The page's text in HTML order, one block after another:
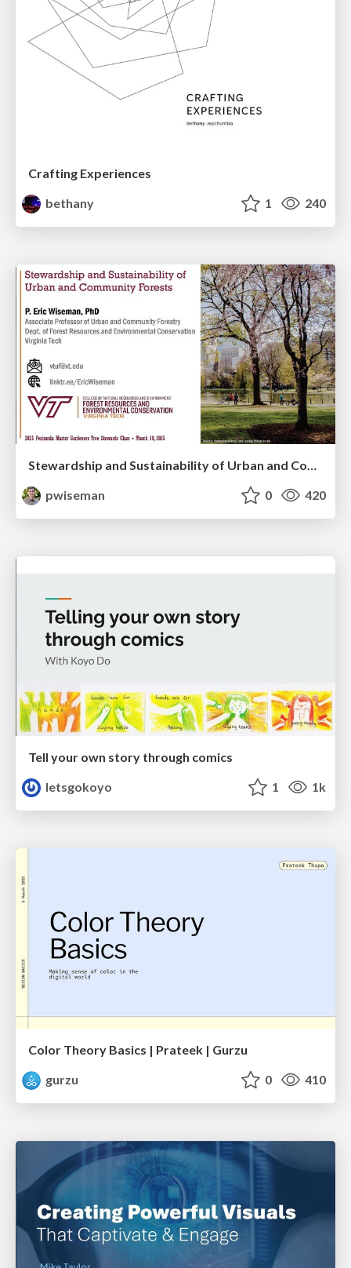
Crafting Experiences
bethany
1 240
Stewardship and Sustainability of Urban and Community Forests
pwiseman
0 420
Tell your own story through comics
letsgokoyo
1 1k
Color Theory Basics | Prateek | Gurzu
gurzu
0 410